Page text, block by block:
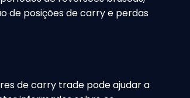
de posições de carry e perdas
de carry trade pode ajudar a